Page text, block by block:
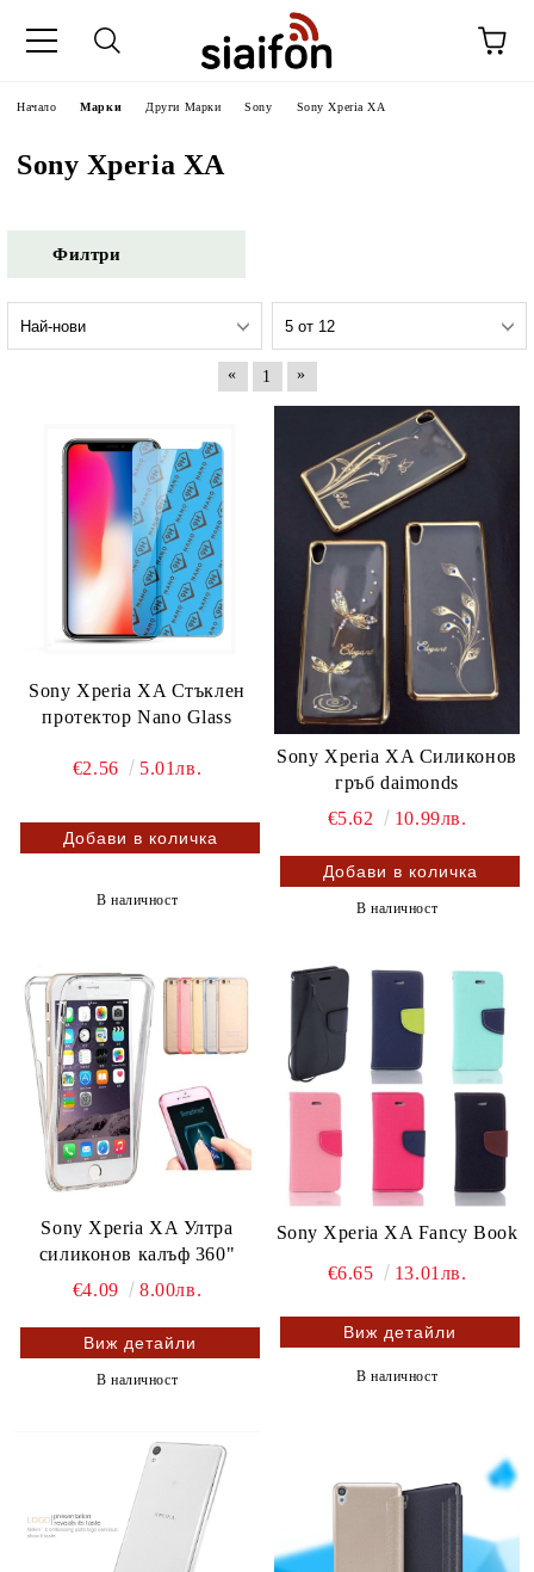
Начало Марки Други Марки Sony Sony Xperia XA
Sony Xperia XA
Филтри
« 1 »
Sony Xperia XA Стъклен
протектор Nano Glass
€2.56 5.01лв.
В наличност
Sony Xperia XA Силиконов
гръб daimonds
€5.62
10.99лв.
В наличност
Sony Xperia XA Ултра
силиконов калъф 360"
€4.09
8.00лв.
Виж детайли
В наличност
Sony Xperia XA Fancy Book
€6.65 13.01лв.
Виж детайли
В наличност